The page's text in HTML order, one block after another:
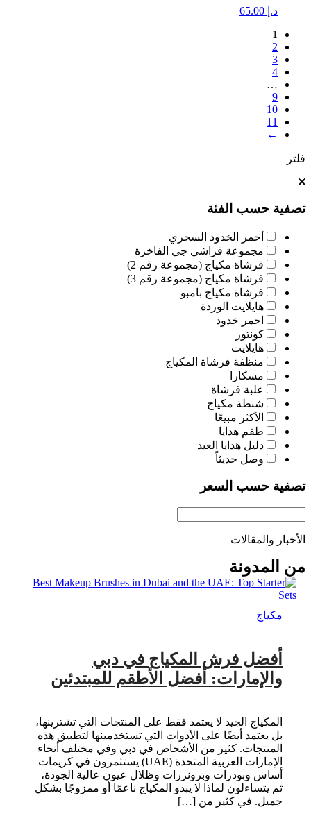
د.إ
1
2
3
4
…
9
10
11
←
فلتر
تصفية حسب الفئة
أحمر الخدود السحري
مجموعة فراشي جي الفاخرة
فرشاة مكياج (مجموعة رقم 2)
فرشاة مكياج (مجموعة رقم 3)
فرشاة مكياج بامبو
هايلايت الوردة
احمر خدود
كونتور
هايلايت
منظفة فرشاة المكياج
مسكارا
علبة فرشاة
شنطة مكياج
الأكثر مبيعًا
طقم هدايا
دليل هدايا العيد
وصل حديثاً
تصفية حسب السعر
الأخبار والمقالات
من المدونة
مكياج
أفضل فرش المكياج في دبي
والإمارات: أفضل الأطقم للمبتدئين
المكياج الجيد لا يعتمد فقط على المنتجات التي تشترينها،
بل يعتمد أيضًا على الأدوات التي تستخدمينها لتطبيق هذه
المنتجات. كثير من الأشخاص في دبي وفي مختلف أنحاء
الإمارات العربية المتحدة (UAE) يستثمرون في كريمات
أساس وبودرات وبرونزرات وظلال عيون عالية الجودة،
ثم يتساءلون لماذا لا يبدو المكياج ناعمًا أو ممزوجًا بشكل
جميل. في كثير من […]